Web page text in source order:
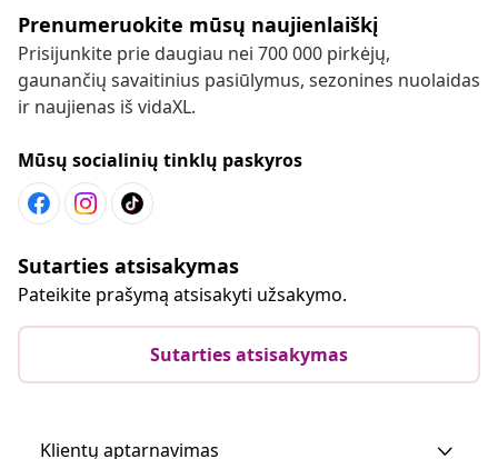
Prenumeruokite mūsų naujienlaiškį
Prisijunkite prie daugiau nei 700 000 pirkėjų,
gaunančių savaitinius pasiūlymus, sezonines nuolaidas
ir naujienas iš vidaXL.
Mūsų socialinių tinklų paskyros
Sutarties atsisakymas
Pateikite prašymą atsisakyti užsakymo.
Sutarties atsisakymas
Klientų aptarnavimas